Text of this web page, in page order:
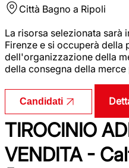
Città Bagno a Ripoli
La risorsa selezionata sarà
Firenze e si occuperà
dell'organizzazione della
della consegna della
Candidati
TIROCINIO
VENDITA -